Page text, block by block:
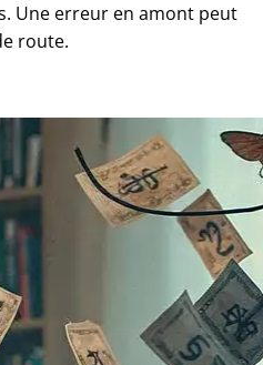
Une erreur en amont peut
route.